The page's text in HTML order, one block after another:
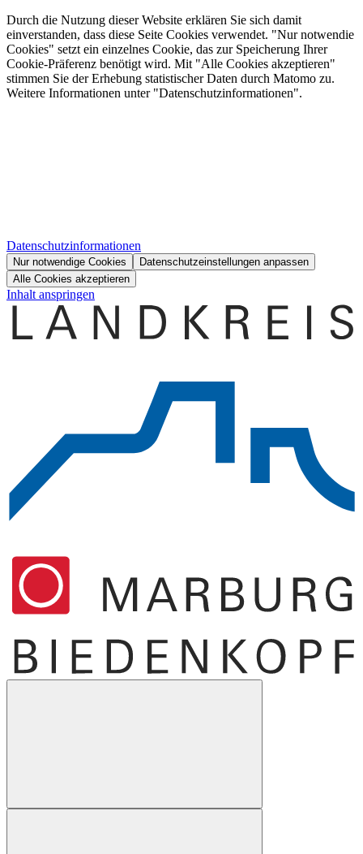
Durch die Nutzung dieser Website erklären Sie sich damit
einverstanden, dass diese Seite Cookies verwendet. "Nur notwendie
Cookies" setzt ein einzelnes Cookie, das zur Speicherung Ihrer
Cookie-Präferenz benötigt wird. Mit "Alle Cookies akzeptieren"
stimmen Sie der Erhebung statistischer Daten durch Matomo zu.
Weitere Informationen unter "Datenschutzinformationen".
Datenschutzinformationen
Nur notwendige Cookies
Datenschutzeinstellungen anpassen
Alle Cookies akzeptieren
Inhalt anspringen